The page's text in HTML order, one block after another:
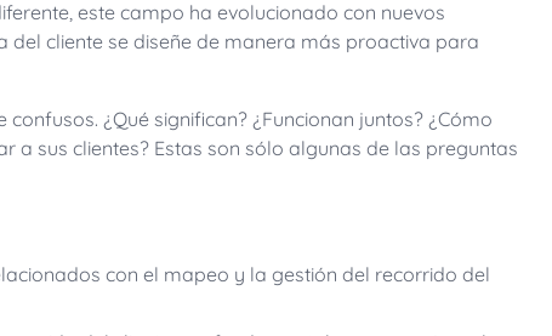
este campo ha evolucionado con nuevos
cliente se diseñe de manera más proactiva para
¿Qué significan? ¿Funcionan juntos? ¿Cómo
a sus clientes? Estas son sólo algunas de las preguntas
con el mapeo y la gestión del recorrido del